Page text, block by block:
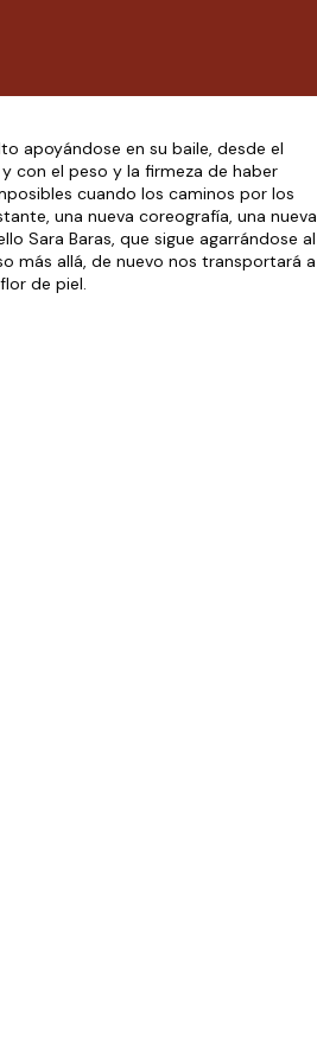
apoyándose en su baile, desde el
con el peso y la firmeza de haber
cuando los caminos por los
una nueva coreografía, una nueva
Sara Baras, que sigue agarrándose al
más allá, de nuevo nos transportará a
de piel.